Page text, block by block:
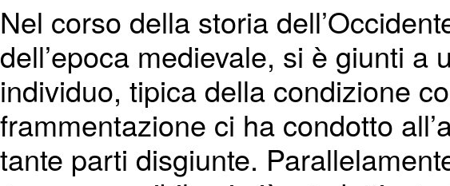
Nel corso della storia
dell’epoca medievale, si è giunti
individuo, tipica della condizione
frammentazione ci ha condotto
tante parti disgiunte.